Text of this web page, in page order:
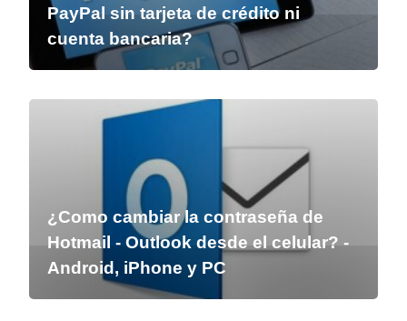
PayPal sin tarjeta de crédito ni
cuenta bancaria?
¿Como cambiar la contraseña de
Hotmail - Outlook desde el celular? -
Android, iPhone y PC